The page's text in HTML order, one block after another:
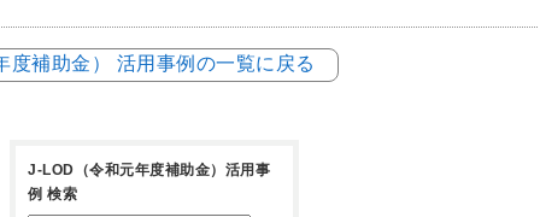
度補助金） 活用事例の一覧に戻る
J-LOD（令和元年度補助金）活用事
例 検索